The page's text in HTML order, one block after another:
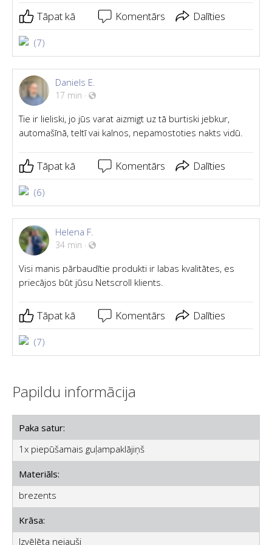
Tāpat kā Komentārs Dalīties
(7)
Daniels E.
17 min ·
Tie ir lieliski, jo jūs varat aizmigt uz tā burtiski jebkur,
automašīnā, teltī vai kalnos, nepamostoties nakts vidū.
Tāpat kā Komentārs Dalīties
(6)
Helena F.
34 min ·
Visi manis pārbaudītie produkti ir labas kvalitātes, es
priecājos būt jūsu Netscroll klients.
Tāpat kā Komentārs Dalīties
(7)
Papildu informācija
Paka satur:
1x piepūšamais guļampaklājiņš
Materiāls:
brezents
Krāsa:
Izvēlēta nejauši